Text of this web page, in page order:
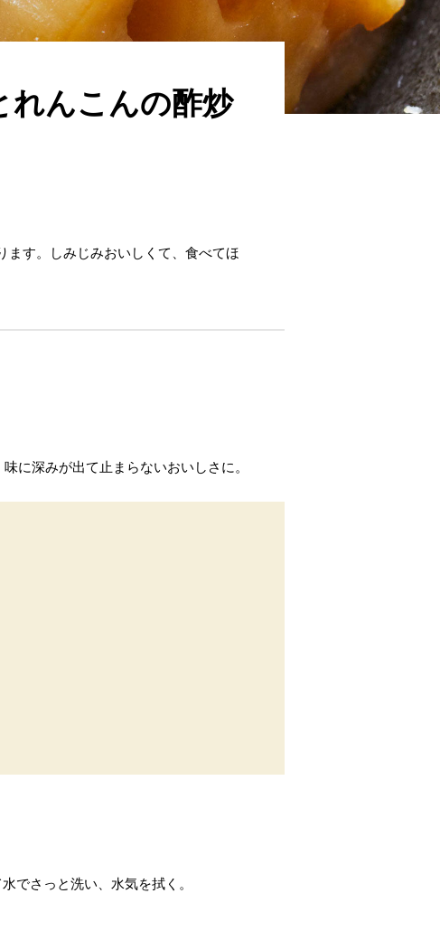
れんこんの酢炒
ます。しみじみおいしくて、食べてほ
に深みが出て止まらないおいしさに。
でさっと洗い、水気を拭く。